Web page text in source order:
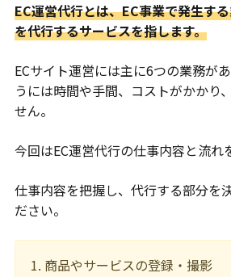
EC運営代行とは、EC事業で発生す
を代行するサービスを指します。
ECサイト運営には主に6つの業務が
うには時間や手間、コストがかかり
せん。
今回はEC運営代行の仕事内容と流れ
仕事内容を把握し、代行する部分を
ださい。
商品やサービスの登録・撮影